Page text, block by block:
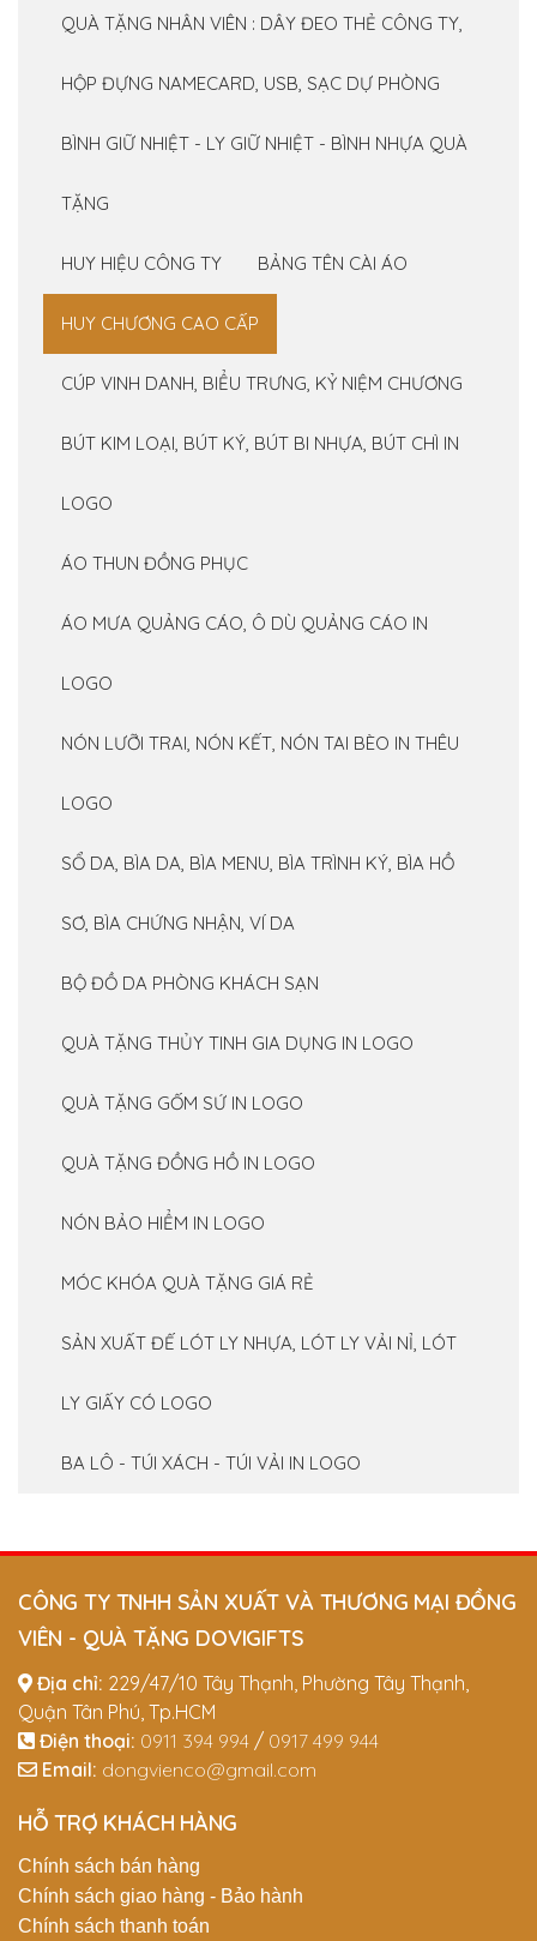
QUÀ TẶNG NHÂN VIÊN : DÂY ĐEO THẺ CÔNG TY,
HỘP ĐỰNG NAMECARD, USB, SẠC DỰ PHÒNG
BÌNH GIỮ NHIỆT - LY GIỮ NHIỆT - BÌNH NHỰA QUÀ
TẶNG
HUY HIỆU CÔNG TY BẢNG TÊN CÀI ÁO
HUY CHƯƠNG CAO CẤP
CÚP VINH DANH, BIỂU TRƯNG, KỶ NIỆM CHƯƠNG
BÚT KIM LOẠI, BÚT KÝ, BÚT BI NHỰA, BÚT CHÌ IN
LOGO
ÁO THUN ĐỒNG PHỤC
ÁO MƯA QUẢNG CÁO, Ô DÙ QUẢNG CÁO IN
LOGO
NÓN LƯỠI TRAI, NÓN KẾT, NÓN TAI BÈO IN THÊU
LOGO
SỔ DA, BÌA DA, BÌA MENU, BÌA TRÌNH KÝ, BÌA HỒ
SƠ, BÌA CHỨNG NHẬN, VÍ DA
BỘ ĐỒ DA PHÒNG KHÁCH SẠN
QUÀ TẶNG THỦY TINH GIA DỤNG IN LOGO
QUÀ TẶNG GỐM SỨ IN LOGO
QUÀ TẶNG ĐỒNG HỒ IN LOGO
NÓN BẢO HIỂM IN LOGO
MÓC KHÓA QUÀ TẶNG GIÁ RẺ
SẢN XUẤT ĐẾ LÓT LY NHỰA, LÓT LY VẢI NỈ, LÓT
LY GIẤY CÓ LOGO
BA LÔ - TÚI XÁCH - TÚI VẢI IN LOGO
CÔNG TY TNHH SẢN XUẤT VÀ THƯƠNG MẠI ĐỒNG
VIÊN - QUÀ TẶNG DOVIGIFTS
Địa chỉ: 229/47/10 Tây Thạnh, Phường Tây Thạnh,
Quận Tân Phú, Tp.HCM
Điện thoại: 0911 394 994 / 0917 499 944
Email: dongvienco@gmail.com
HỖ TRỢ KHÁCH HÀNG
Chính sách bán hàng
Chính sách giao hàng - Bảo hành
Chính sách thanh toán